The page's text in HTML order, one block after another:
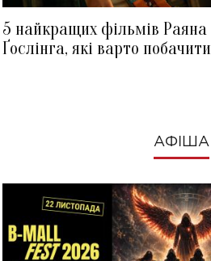
5 найкращих фільмів Раяна
Ґослінга, які варто побачити
АФІША